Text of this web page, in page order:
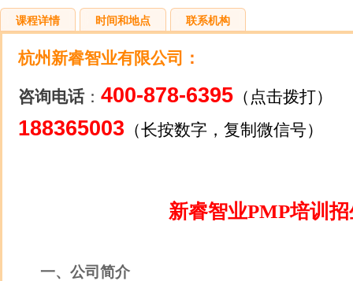
课程详情 时间和地点 联系机构
杭州新睿智业有限公司 ：
咨询电话： 400-878-6395 （点击拨打）
188365003 （长按数字，复制微信号）
新睿智业PMP培训
一、公司简介